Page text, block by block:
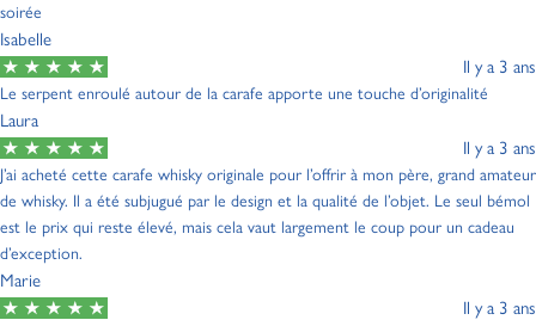
soirée
Isabelle
Il y a 3 ans
Le serpent enroulé autour de la carafe apporte une touche d’originalité
Laura
Il y a 3 ans
J’ai acheté cette carafe whisky originale pour l’offrir à mon père, grand amateur
de whisky. Il a été subjugué par le design et la qualité de l’objet. Le seul bémol
est le prix qui reste élevé, mais cela vaut largement le coup pour un cadeau
d’exception.
Marie
Il y a 3 ans